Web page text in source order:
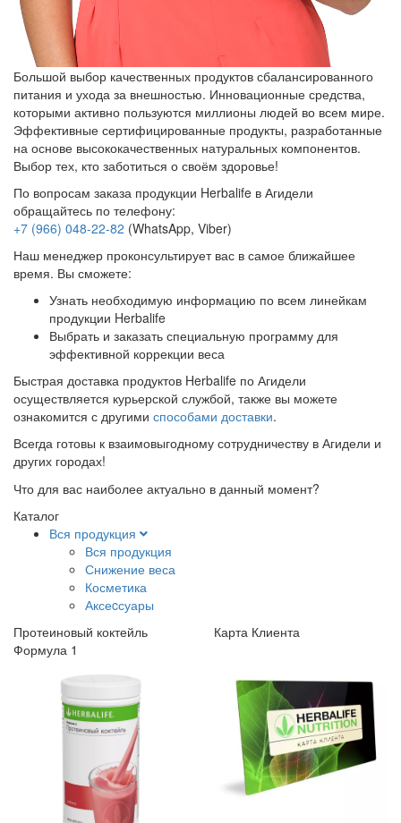
Большой выбор качественных продуктов сбалансированного
питания и ухода за внешностью. Инновационные средства,
которыми активно пользуются миллионы людей во всем мире.
Эффективные сертифицированные продукты, разработанные
на основе высококачественных натуральных компонентов.
Выбор тех, кто заботиться о своём здоровье!
По вопросам заказа продукции Herbalife в Агидели
обращайтесь по телефону:
+7 (966) 048-22-82 (WhatsApp, Viber)
Наш менеджер проконсультирует вас в самое ближайшее
время. Вы сможете:
Узнать необходимую информацию по всем линейкам
продукции Herbalife
Выбрать и заказать специальную программу для
эффективной коррекции веса
Быстрая доставка продуктов Herbalife по Агидели
осуществляется курьерской службой, также вы можете
ознакомится с другими способами доставки.
Всегда готовы к взаимовыгодному сотрудничеству в Агидели и
других городах!
Что для вас наиболее актуально в данный момент?
Каталог
Вся продукция
Вся продукция
Снижение веса
Косметика
Аксеcсуары
Протеиновый коктейль
Формула 1
Карта Клиента